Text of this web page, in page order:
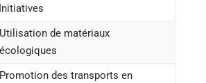
Initiatives
Utilisation de matériaux
écologiques
Promotion des transports en